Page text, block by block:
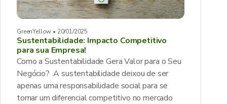
GreenYellow • 20/01/2025
Sustentabilidade: Impacto Competitivo
para sua Empresa!
Como a Sustentabilidade Gera Valor para o Seu
Negócio? A sustentabilidade deixou de ser
apenas uma responsabilidade social para se
tornar um diferencial competitivo no mercado